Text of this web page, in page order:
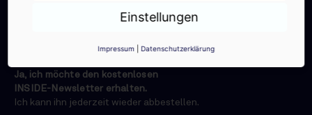
Ja, ich möchte den kostenlosen
INSIDE-Newsletter erhalten.
Ich kann ihn jederzeit wieder abbestellen.
Einstellungen
Impressum Datenschutzerklärung